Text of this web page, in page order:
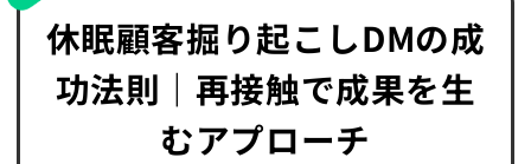
休眠顧客掘り起こしDMの成
功法則｜再接触で成果を生
むアプローチ